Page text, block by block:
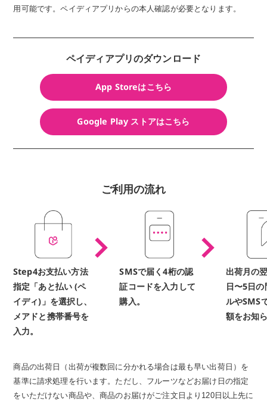
用可能です。ペイディアプリからの本人確認が必要となります。
ペイディアプリのダウンロード
App Storeはこちら
Google Play ストアはこちら
ご利用の流れ
Step4お支払い方法
指定「あと払い (ペ
イディ)」を選択し、
メアドと携帯番号を
入力。
SMSで届く4桁の認
証コードを入力して
購入。
出荷月の
日〜5日
ルやSMS
額をお知
商品の出荷日（出荷が複数回に分かれる場合は最も早い出荷日）を
基準に請求処理を行います。ただし、フルーツなどお届け日の指定
をいただけない商品や、商品のお届けがご注文日より120日以上先に